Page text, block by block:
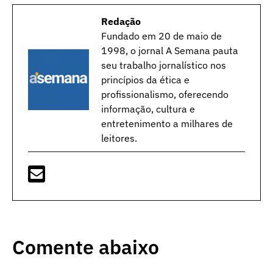
Redação
Fundado em 20 de maio de
1998, o jornal A Semana pauta
seu trabalho jornalístico nos
princípios da ética e
profissionalismo, oferecendo
informação, cultura e
entretenimento a milhares de
leitores.
Comente abaixo